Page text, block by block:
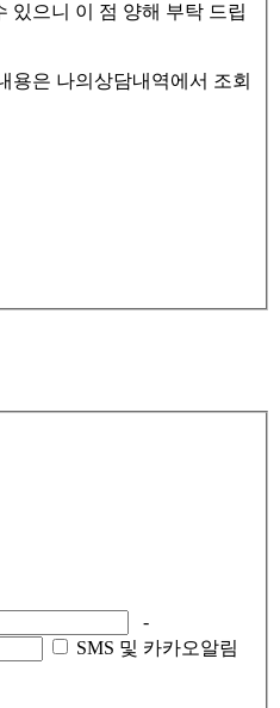
있으니 이 점 양해 부탁 드립
용은 나의상담내역에서 조회
-
SMS 및 카카오알림